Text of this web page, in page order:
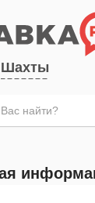
Шахты